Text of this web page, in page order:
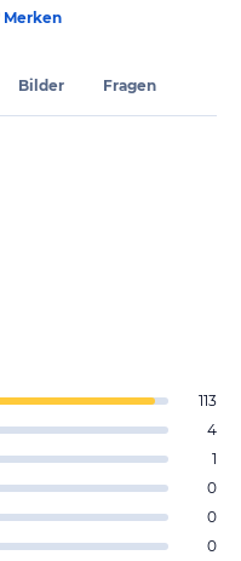
Merken
Bilder Fragen
113
4
1
0
0
0